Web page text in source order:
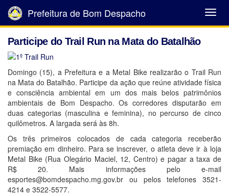
Abrir
Menu
Prefeitura de Bom Despacho
Participe do Trail Run na Mata do Batalhão
Domingo (15), a Prefeitura e a Metal Bike realizarão o Trail Run
na Mata do Batalhão. Participe da ação que reúne atividade física
e consciência ambiental em um dos mais belos patrimônios
ambientais de Bom Despacho. Os corredores disputarão em
duas categorias (masculina e feminina), no percurso de cinco
quilômetros. A largada será às 8h.
Os três primeiros colocados de cada categoria receberão
premiação em dinheiro. Para se inscrever, o atleta deve ir à loja
Metal Bike (Rua Olegário Maciel, 12, Centro) e pagar a taxa de
R$ 20. Mais informações pelo e-mail
esportes@bomdespacho.mg.gov.br ou pelos telefones 3521-
4214 e 3522-5577.